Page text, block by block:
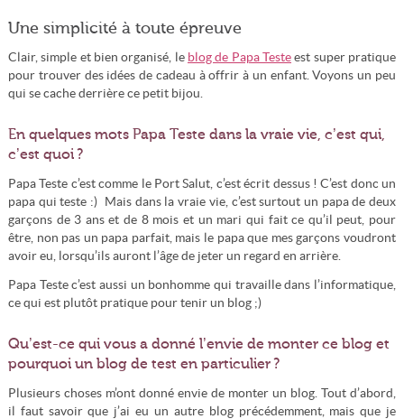
Une simplicité à toute épreuve
Clair, simple et bien organisé, le blog de Papa Teste est super pratique
pour trouver des idées de cadeau à offrir à un enfant. Voyons un peu
qui se cache derrière ce petit bijou.
En quelques mots Papa Teste dans la vraie vie, c’est qui,
c’est quoi ?
Papa Teste c’est comme le Port Salut, c’est écrit dessus ! C’est donc un
papa qui teste :) Mais dans la vraie vie, c’est surtout un papa de deux
garçons de 3 ans et de 8 mois et un mari qui fait ce qu’il peut, pour
être, non pas un papa parfait, mais le papa que mes garçons voudront
avoir eu, lorsqu’ils auront l’âge de jeter un regard en arrière.
Papa Teste c’est aussi un bonhomme qui travaille dans l’informatique,
ce qui est plutôt pratique pour tenir un blog ;)
Qu’est-ce qui vous a donné l’envie de monter ce blog et
pourquoi un blog de test en particulier ?
Plusieurs choses m’ont donné envie de monter un blog. Tout d’abord,
il faut savoir que j’ai eu un autre blog précédemment, mais que je